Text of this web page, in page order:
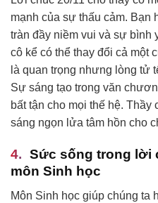
mạnh của sự thấu cảm. Bạn
tràn đầy niềm vui và sự bình
cô kể có thể thay đổi cả một
là quan trọng nhưng lòng tử
Sự sáng tạo trong văn
bất tận cho mọi thế hệ.
sáng ngọn lửa tâm hồn cho
Sức sống trong lời
môn Sinh học
Môn Sinh học giúp chúng ta